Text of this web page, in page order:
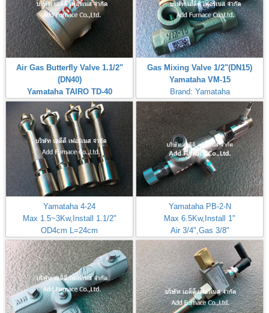
Air Gas Butterfly Valve 1.1/2"
(DN40)
Yamataha TAIRO TD-40
Brand: Yamataha
Gas Mixing Valve 1/2"(DN15)
Yamataha VM-15
Brand: Yamataha
Yamataha 4-24
Max 1.5~3Kw,Install 1.1/2"
OD4cm L=24cm
Inlet Gas Size 1/4"
Yamataha PB-2-N
Max 6.5Kw,Install 1"
Air 3/4",Gas 3/8"